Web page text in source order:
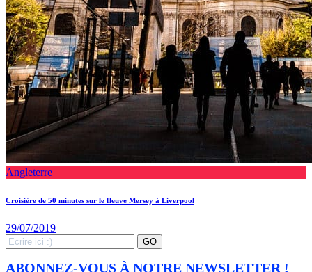
Angleterre
Croisière de 50 minutes sur le fleuve Mersey à Liverpool
29/07/2019
Search
for:
GO
ABONNEZ-VOUS À NOTRE NEWSLETTER !